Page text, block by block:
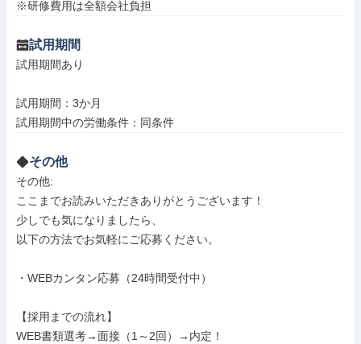
※研修費用は全額会社負担
試用期間
試用期間あり
試用期間：3か月
試用期間中の労働条件：同条件
その他
その他:
ここまでお読みいただきありがとうございます！
少しでも気になりましたら、
以下の方法でお気軽にご応募ください。
・WEBカンタン応募（24時間受付中）
【採用までの流れ】
WEB書類選考→面接（1～2回）→内定！